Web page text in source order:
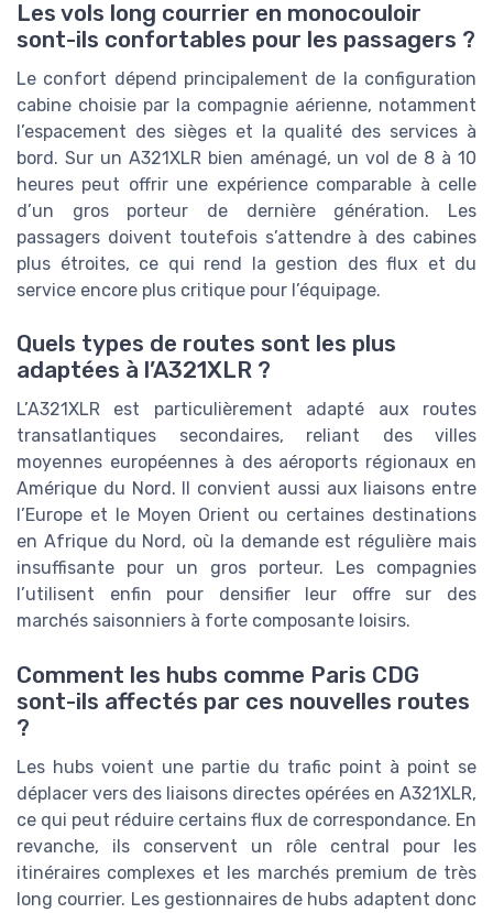
Les vols long courrier en monocouloir
sont-ils confortables pour les passagers ?
Le confort dépend principalement de la configuration
cabine choisie par la compagnie aérienne, notamment
l’espacement des sièges et la qualité des services à
bord. Sur un A321XLR bien aménagé, un vol de 8 à 10
heures peut offrir une expérience comparable à celle
d’un gros porteur de dernière génération. Les
passagers doivent toutefois s’attendre à des cabines
plus étroites, ce qui rend la gestion des flux et du
service encore plus critique pour l’équipage.
Quels types de routes sont les plus
adaptées à l’A321XLR ?
L’A321XLR est particulièrement adapté aux routes
transatlantiques secondaires, reliant des villes
moyennes européennes à des aéroports régionaux en
Amérique du Nord. Il convient aussi aux liaisons entre
l’Europe et le Moyen Orient ou certaines destinations
en Afrique du Nord, où la demande est régulière mais
insuffisante pour un gros porteur. Les compagnies
l’utilisent enfin pour densifier leur offre sur des
marchés saisonniers à forte composante loisirs.
Comment les hubs comme Paris CDG
sont-ils affectés par ces nouvelles routes
?
Les hubs voient une partie du trafic point à point se
déplacer vers des liaisons directes opérées en A321XLR,
ce qui peut réduire certains flux de correspondance. En
revanche, ils conservent un rôle central pour les
itinéraires complexes et les marchés premium de très
long courrier. Les gestionnaires de hubs adaptent donc